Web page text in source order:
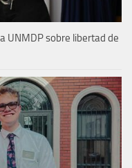
UNMDP sobre libertad de